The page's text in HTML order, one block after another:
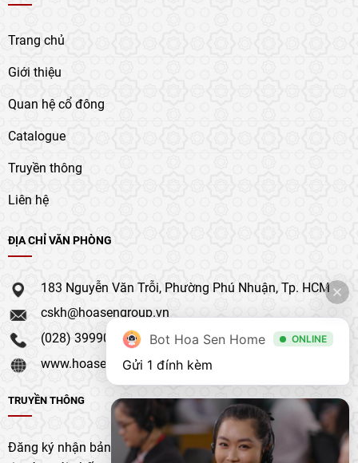
Trang chủ
Giới thiệu
Quan hệ cổ đông
Catalogue
Truyền thông
Liên hệ
ĐỊA CHỈ VĂN PHÒNG
183 Nguyễn Văn Trỗi, Phường Phú Nhuận, Tp. HCM
cskh@hoasengroup.vn
(028) 39990 111
www.hoasengroup.vn
TRUYỀN THÔNG
Đăng ký nhận bản tin của chúng tôi để nhận bản cập nhật &
Bot Hoa Sen Home ONLINE
Gửi 1 đính kèm